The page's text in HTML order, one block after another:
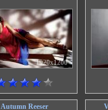
1920x1200
Autumn Reeser